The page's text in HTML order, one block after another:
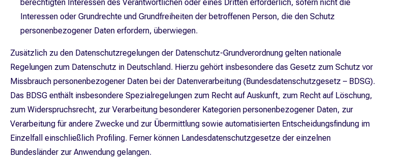
berechtigten Interessen des Verantwortlichen oder eines Dritten erforderlich, sofern nicht die
Interessen oder Grundrechte und Grundfreiheiten der betroffenen Person, die den Schutz
personenbezogener Daten erfordern, überwiegen.
Zusätzlich zu den Datenschutzregelungen der Datenschutz-Grundverordnung gelten nationale
Regelungen zum Datenschutz in Deutschland. Hierzu gehört insbesondere das Gesetz zum Schutz vor
Missbrauch personenbezogener Daten bei der Datenverarbeitung (Bundesdatenschutzgesetz – BDSG).
Das BDSG enthält insbesondere Spezialregelungen zum Recht auf Auskunft, zum Recht auf Löschung,
zum Widerspruchsrecht, zur Verarbeitung besonderer Kategorien personenbezogener Daten, zur
Verarbeitung für andere Zwecke und zur Übermittlung sowie automatisierten Entscheidungsfindung im
Einzelfall einschließlich Profiling. Ferner können Landesdatenschutzgesetze der einzelnen
Bundesländer zur Anwendung gelangen.